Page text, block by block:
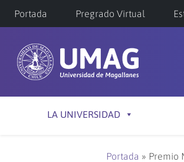
Portada Pregrado Virtual
LA UNIVERSIDAD
Portada » Premio